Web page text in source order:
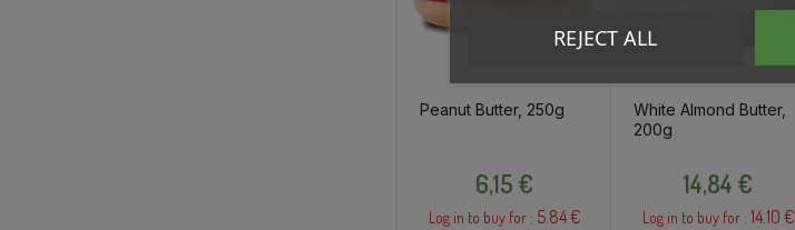
Peanut Butter, 250g
6,15 €
Log in to buy for : 5.84 €
White Almond Butter,
200g
14,84 €
Log in to buy for : 14.10 €
REJECT ALL